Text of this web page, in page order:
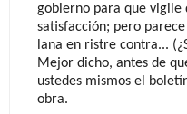
gobierno para que vigile
satisfacción; pero
lana en ristre contra...
Mejor dicho, antes de
ustedes mismos el
obra.